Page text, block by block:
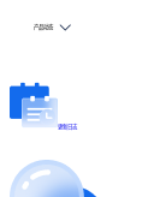
产品动态
更新日志